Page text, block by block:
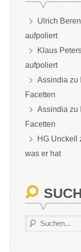
Ulrich
aufpoliert
Klaus
aufpoliert
Assindia zu
Facetten
Assindia zu
Facetten
HG Unckell
was er hat